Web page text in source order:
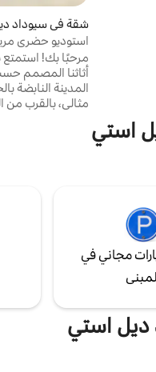
شقة في سيوداد
استوديو حضري
مرحبًا بك! استمتع
أثاثنا المصمم
مثالي، بالقرب من
استي
مجاني في
ديل استي